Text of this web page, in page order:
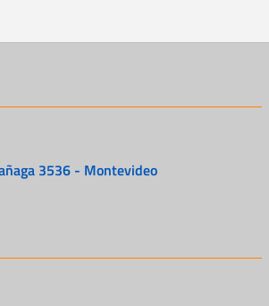
3536 - Montevideo